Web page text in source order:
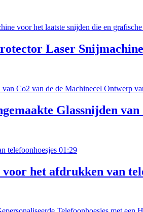
Laser
Glassnijden
01:29
het afdrukken van